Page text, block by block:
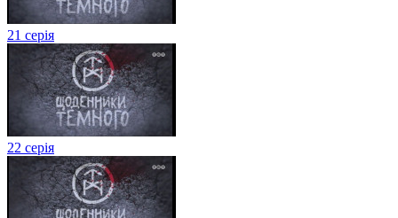
21 серія
22 серія